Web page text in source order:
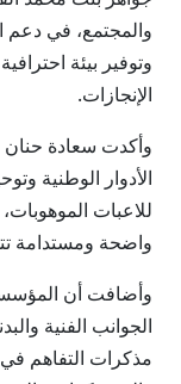
والمجتمع، في دعم
وتوفير بيئة
الإنجازات.
وأكدت سعادة حنان
الأدوار الوطنية
للاعبات
واضحة ومستدامة
وأضافت أن
الجوانب الفنية
مذكرات التفاهم في